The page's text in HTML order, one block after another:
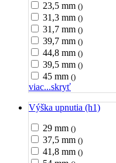
23,5 mm ()
31,3 mm ()
31,7 mm ()
39,7 mm ()
44,8 mm ()
39,5 mm ()
45 mm ()
viac...skryť
Výška upnutia (h1)
29 mm ()
37,5 mm ()
41,8 mm ()